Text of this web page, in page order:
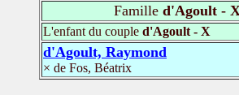
Familled'Agoult -
L'enfant du couple d'Agoult - X
d'Agoult, Raymond
× de Fos, Béatrix